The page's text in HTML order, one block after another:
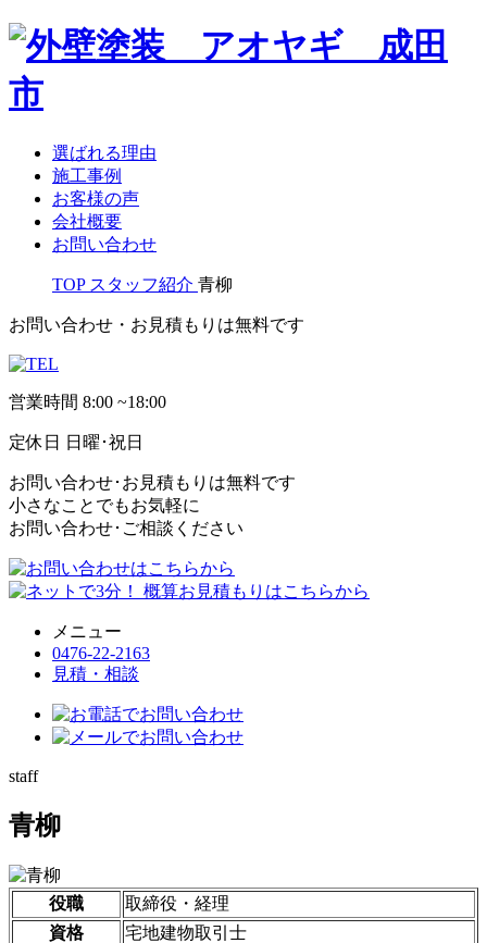
選ばれる理由
施工事例
お客様の声
会社概要
お問い合わせ
TOP スタッフ紹介 青柳
お問い合わせ・お見積もりは無料です
営業時間 8:00 ~18:00
定休日 日曜･祝日
お問い合わせ･お見積もりは無料です
小さなことでもお気軽に
お問い合わせ･ご相談ください
メニュー
0476-22-2163
見積・相談
staff
青柳
役職
取締役・経理
資格
宅地建物取引士